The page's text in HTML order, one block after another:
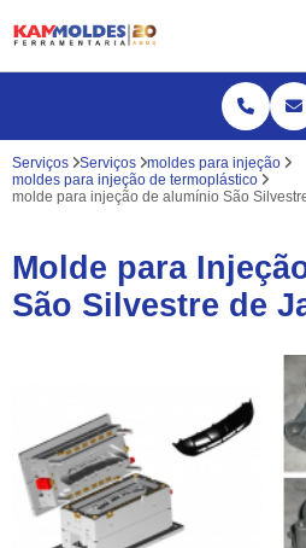
Serviços Serviços
moldes para injeção
moldes para injeção de termoplástico
molde para injeção de alumínio São
Molde para
São Silvestre de